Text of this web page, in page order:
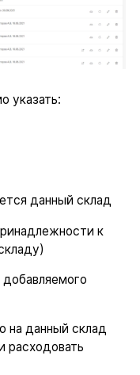
указать:
данный склад
к
на данный склад
расходовать